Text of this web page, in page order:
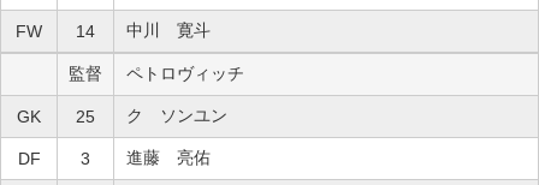
FW 14 中川 寛斗
監督 ペトロヴィッチ
GK 25 ク ソンユン
DF 3 進藤 亮佑